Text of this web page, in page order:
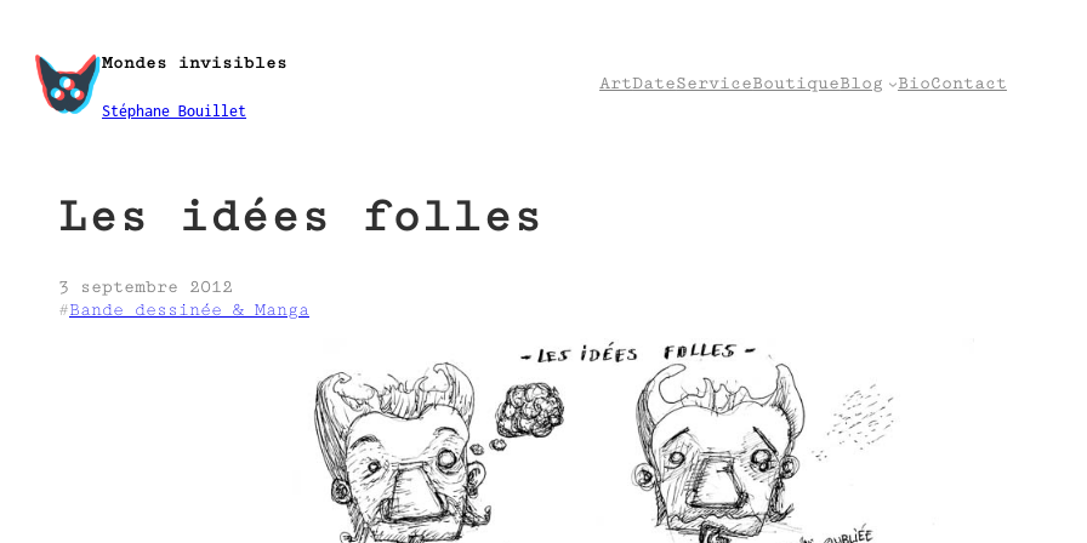
contenu
Mondes invisibles
Stéphane Bouillet
ArtDateServiceBoutiqueBlog BioContact
Les idées folles
3 septembre 2012
#Bande dessinée & Manga